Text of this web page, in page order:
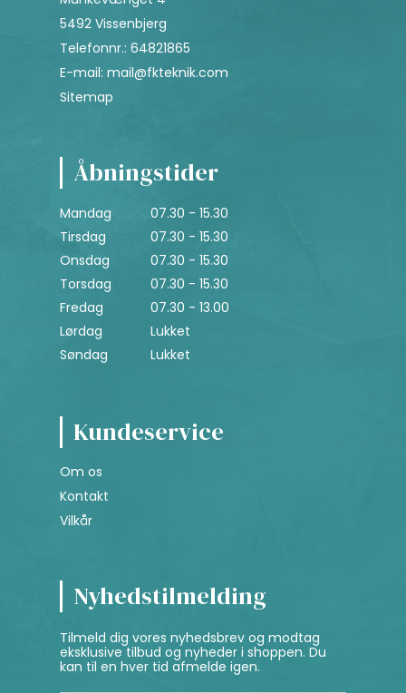
5492 Vissenbjerg
Telefonnr.: 64821865
E-mail: mail@fkteknik.com
Sitemap
Åbningstider
Mandag
07.30 - 15.30
Tirsdag
07.30 - 15.30
Onsdag
07.30 - 15.30
Torsdag
07.30 - 15.30
Fredag
07.30 - 13.00
Lørdag
Lukket
Søndag
Lukket
Kundeservice
Om os
Kontakt
Vilkår
Nyhedstilmelding
Tilmeld dig vores nyhedsbrev og modtag
eksklusive tilbud og nyheder i shoppen. Du
kan til en hver tid afmelde igen.